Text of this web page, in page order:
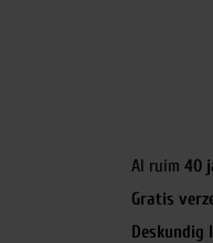
Al ruim 40
Gratis
Deskundig